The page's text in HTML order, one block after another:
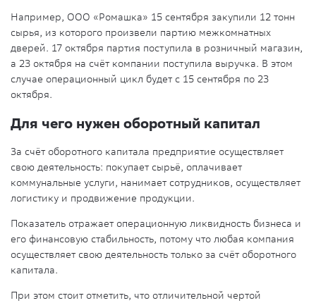
Например, ООО «Ромашка» 15 сентября закупили 12 тонн
сырья, из которого произвели партию межкомнатных
дверей. 17 октября партия поступила в розничный магазин,
а 23 октября на счёт компании поступила выручка. В этом
случае операционный цикл будет с 15 сентября по 23
октября.
Для чего нужен оборотный капитал
За счёт оборотного капитала предприятие осуществляет
свою деятельность: покупает сырьё, оплачивает
коммунальные услуги, нанимает сотрудников, осуществляет
логистику и продвижение продукции.
Показатель отражает операционную ликвидность бизнеса и
его финансовую стабильность, потому что любая компания
осуществляет свою деятельность только за счёт оборотного
капитала.
При этом стоит отметить, что отличительной чертой